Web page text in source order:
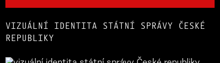
VIZUÁLNÍ IDENTITA STÁTNÍ SPRÁVY ČESKÉ
REPUBLIKY